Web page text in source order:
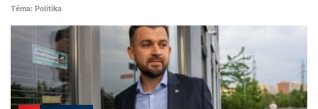
Téma: Politika